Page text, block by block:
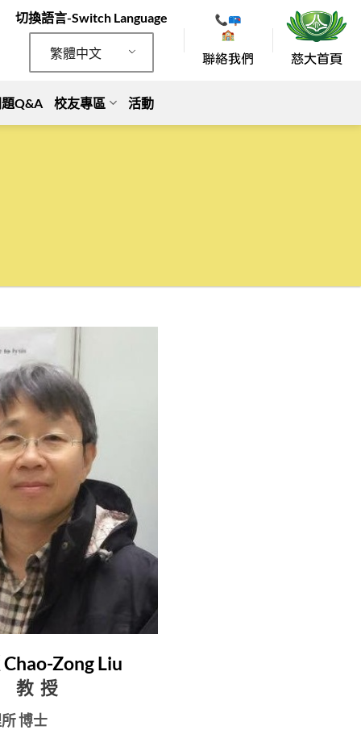
切換語言-Switch Language
繁體中文
Q&A 校友專區 活動
Zong Liu
教 授
博士